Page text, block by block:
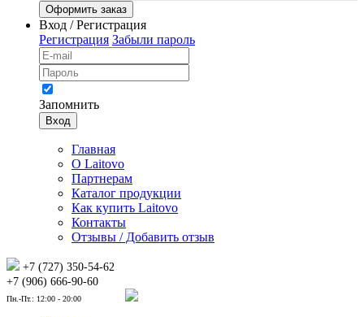
Оформить заказ
Вход / Регистрация
Регистрация Забыли пароль
Запомнить
Вход
Главная
О Laitovo
Партнерам
Каталог продукции
Как купить Laitovo
Контакты
Отзывы / Добавить отзыв
+7 (727) 350-54-62
+7 (906) 666-90-60
Пн.-Пт.: 12:00 - 20:00